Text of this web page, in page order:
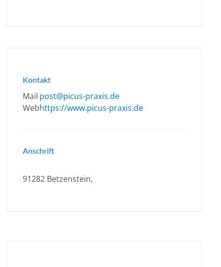
Kontakt
Mail post@picus-praxis.de
Webhttps://www.picus-praxis.de
Anschrift
91282 Betzenstein,